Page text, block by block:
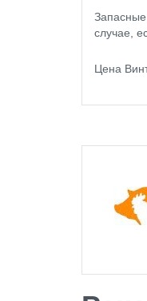
случае,
Цена